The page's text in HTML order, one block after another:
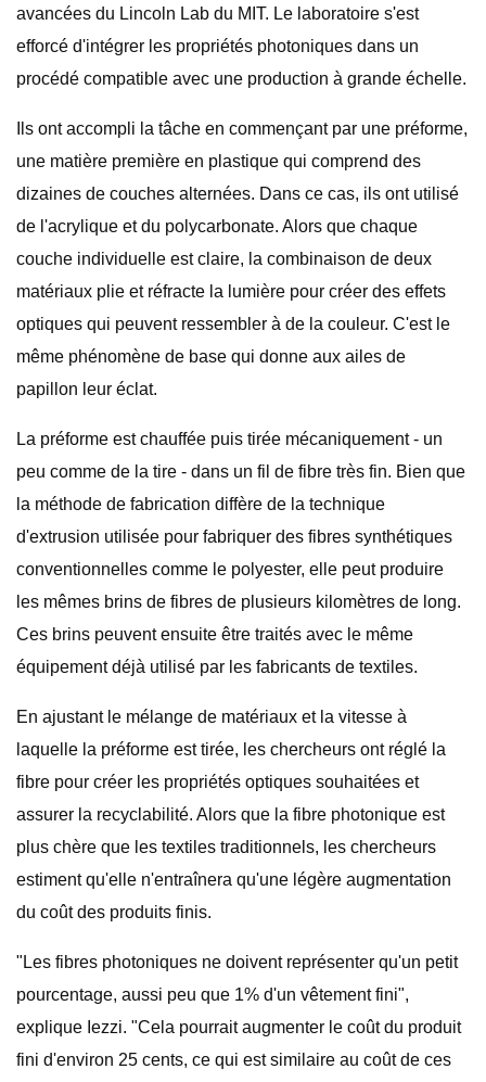
avancées du Lincoln Lab du MIT. Le laboratoire s'est
efforcé d'intégrer les propriétés photoniques dans un
procédé compatible avec une production à grande échelle.
Ils ont accompli la tâche en commençant par une préforme,
une matière première en plastique qui comprend des
dizaines de couches alternées. Dans ce cas, ils ont utilisé
de l'acrylique et du polycarbonate. Alors que chaque
couche individuelle est claire, la combinaison de deux
matériaux plie et réfracte la lumière pour créer des effets
optiques qui peuvent ressembler à de la couleur. C'est le
même phénomène de base qui donne aux ailes de
papillon leur éclat.
La préforme est chauffée puis tirée mécaniquement - un
peu comme de la tire - dans un fil de fibre très fin. Bien que
la méthode de fabrication diffère de la technique
d'extrusion utilisée pour fabriquer des fibres synthétiques
conventionnelles comme le polyester, elle peut produire
les mêmes brins de fibres de plusieurs kilomètres de long.
Ces brins peuvent ensuite être traités avec le même
équipement déjà utilisé par les fabricants de textiles.
En ajustant le mélange de matériaux et la vitesse à
laquelle la préforme est tirée, les chercheurs ont réglé la
fibre pour créer les propriétés optiques souhaitées et
assurer la recyclabilité. Alors que la fibre photonique est
plus chère que les textiles traditionnels, les chercheurs
estiment qu'elle n'entraînera qu'une légère augmentation
du coût des produits finis.
"Les fibres photoniques ne doivent représenter qu'un petit
pourcentage, aussi peu que 1% d'un vêtement fini",
explique Iezzi. "Cela pourrait augmenter le coût du produit
fini d'environ 25 cents, ce qui est similaire au coût de ces